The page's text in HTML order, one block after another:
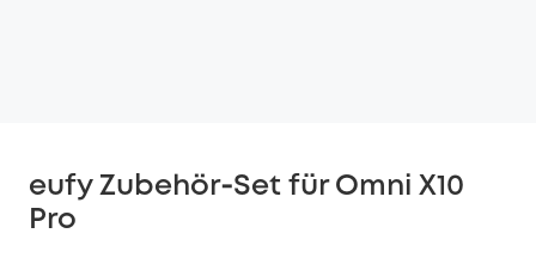
eufy Zubehör‑Set für Omni X10
Pro